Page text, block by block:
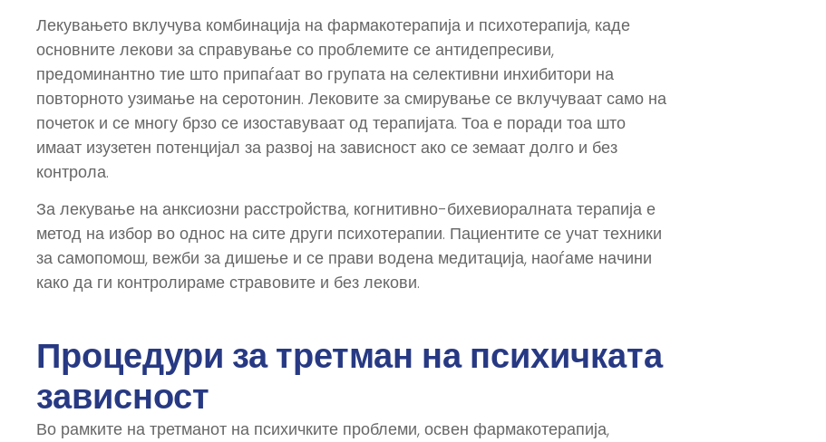
Лекувањето вклучува комбинација на фармакотерапија и психотерапија, каде
основните лекови за справување со проблемите се антидепресиви,
предоминантно тие што припаѓаат во групата на селективни инхибитори на
повторното узимање на серотонин. Лековите за смирување се вклучуваат само на
почеток и се многу брзо се изоставуваат од терапијата. Тоа е поради тоа што
имаат изузетен потенцијал за развој на зависност ако се земаат долго и без
контрола.
За лекување на анксиозни расстройства, когнитивно-бихевиоралната терапија е
метод на избор во однос на сите други психотерапии. Пациентите се учат техники
за самопомош, вежби за дишење и се прави водена медитација, наоѓаме начини
како да ги контролираме стравовите и без лекови.
Процедури за третман на психичката
зависност
Во рамките на третманот на психичките проблеми, освен фармакотерапија,